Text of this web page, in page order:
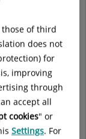
of third
does not
for
improving
through
accept all
cookies" or
Settings. For